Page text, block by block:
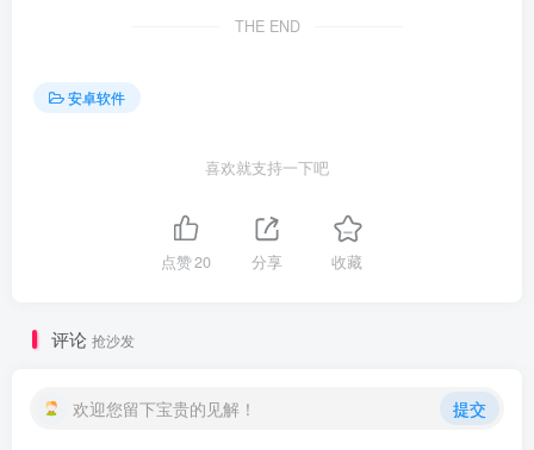
THE END
安卓软件
喜欢就支持一下吧
点赞20 分享 收藏
评论 抢沙发
欢迎您留下宝贵的见解！ 提交